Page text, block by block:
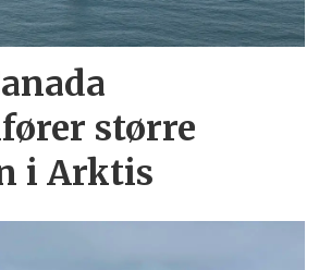
større
i Arktis